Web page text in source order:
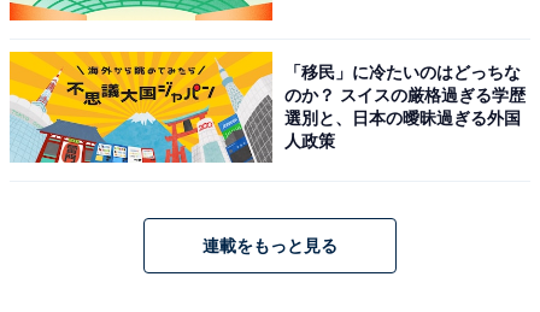
「移民」に冷たいのはどっちな
のか？ スイスの厳格過ぎる学歴
選別と、日本の曖昧過ぎる外国
人政策
連載をもっと見る